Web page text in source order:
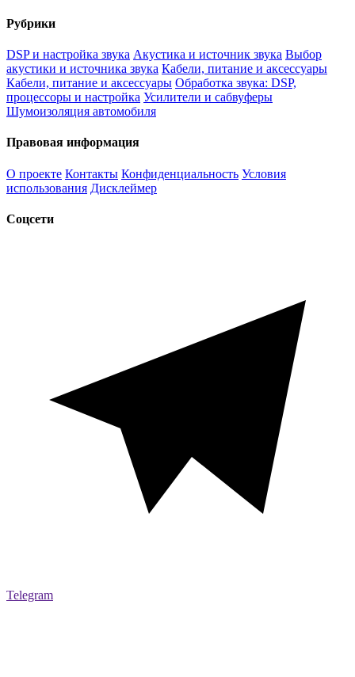
Рубрики
DSP и настройка звука Акустика и источник звука Выбор
акустики и источника звука Кабели, питание и аксессуары
Кабели, питание и аксессуары Обработка звука: DSP,
процессоры и настройка Усилители и сабвуферы
Шумоизоляция автомобиля
Правовая информация
О проекте Контакты Конфиденциальность Условия
использования Дисклеймер
Соцсети
Telegram